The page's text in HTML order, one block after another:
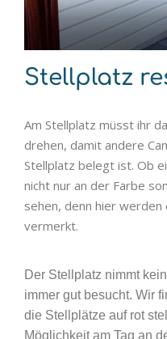
Stellplatz
Am Stellplatz müsst ihr
drehen, damit andere
Stellplatz belegt ist. Ob
nicht nur an der Farbe
sehen, denn hier
vermerkt.
Der Stellplatz nimmt
immer gut besucht. Wir
die Stellplätze auf rot
Möglichkeit am Tag an